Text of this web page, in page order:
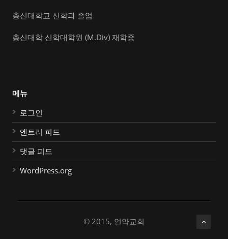
총신대학교 신학과 졸업
총신대학 신학대학원 (M.Div) 재학중
메뉴
로그인
엔트리 피드
댓글 피드
WordPress.org
© 2015, 언약교회